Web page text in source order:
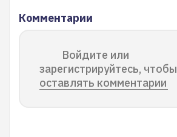
Комментарии
Войдите или
зарегистрируйтесь, чтобы
оставлять комментарии